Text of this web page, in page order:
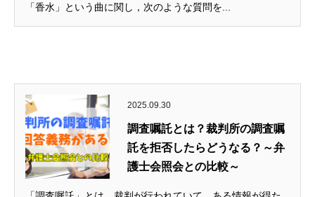
「香水」という曲に関し，次のような質問を...
2025.09.30
調査嘱託とは？裁判所の調査嘱
託を拒否したらどうなる？～弁
護士会照会との比較～